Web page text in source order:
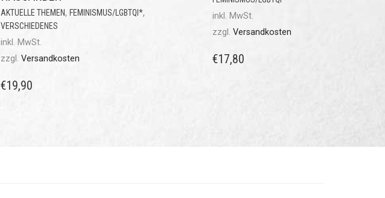
AKTUELLE THEMEN, FEMINISMUS/LGBTQI*,
VERSCHIEDENES
inkl. MwSt.
zzgl. Versandkosten
€19,90
inkl. MwSt.
zzgl. Versandkosten
€17,80